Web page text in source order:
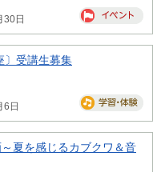
30日
〕受講生募集
6日
夏を感じるカブクワ＆音